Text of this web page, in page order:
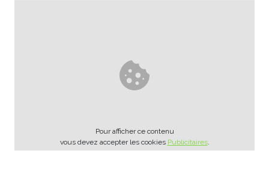
Pour afficher ce contenu
vous devez accepter les cookies Publicitaires.